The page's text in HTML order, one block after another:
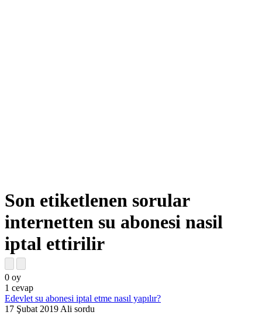
Son etiketlenen sorular
internetten su abonesi nasil
iptal ettirilir
0 oy
1 cevap
Edevlet su abonesi iptal etme nasıl yapılır?
17 Şubat 2019Ali sordu